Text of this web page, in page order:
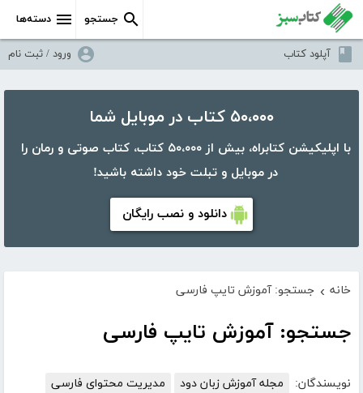
دسته‌ها جستجو
آپلود کتاب ورود / ثبت نام
۵۰،۰۰۰ کتاب در موبایل شما
با اپلیکیشن کتابراه، بیش از ۵۰،۰۰۰ کتاب، کتاب صوتی و رمان را
در موبایل و تبلت خود داشته باشید!
دانلود و نصب رایگان
خانه › جستجو: آموزش تایپ فارسی
جستجو: آموزش تایپ فارسی
نویسندگان: مجله آموزش زبان دود
مدیریت محتوای فارسی